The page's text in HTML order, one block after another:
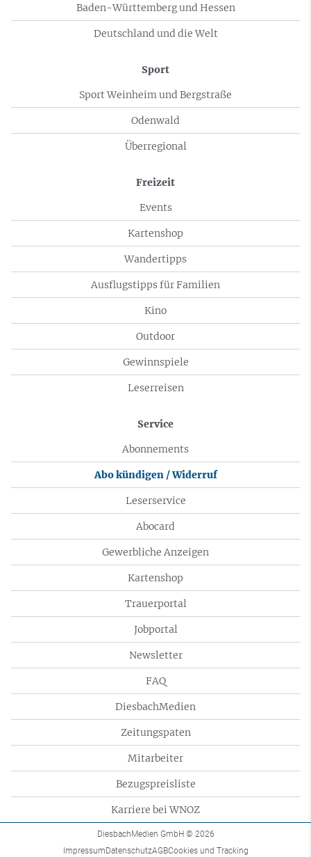
Baden-Württemberg und Hessen
Deutschland und die Welt
Sport
Sport Weinheim und Bergstraße
Odenwald
Überregional
Freizeit
Events
Kartenshop
Wandertipps
Ausflugstipps für Familien
Kino
Outdoor
Gewinnspiele
Leserreisen
Service
Abonnements
Abo kündigen / Widerruf
Leserservice
Abocard
Gewerbliche Anzeigen
Kartenshop
Trauerportal
Jobportal
Newsletter
FAQ
DiesbachMedien
Zeitungspaten
Mitarbeiter
Bezugspreisliste
Karriere bei WNOZ
DiesbachMedien GmbH © 2026
ImpressumDatenschutzAGBCookies und Tracking